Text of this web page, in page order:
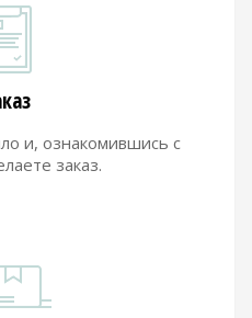
и, ознакомившись с
заказ.